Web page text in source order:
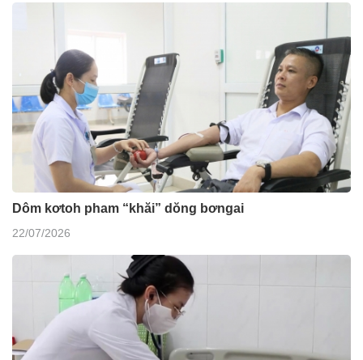
Dôm kơtoh pham “khăi” dŏng bơngai
22/07/2026